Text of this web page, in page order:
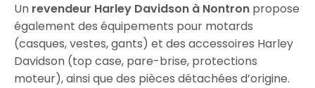
Un revendeur Harley Davidson à Nontron propose
également des équipements pour motards
(casques, vestes, gants) et des accessoires Harley
Davidson (top case, pare-brise, protections
moteur), ainsi que des pièces détachées d’origine.